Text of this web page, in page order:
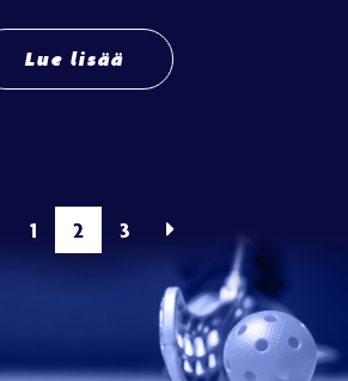
Lue lisää
1 2 3